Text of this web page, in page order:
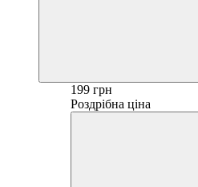
199 грн
Роздрібна ціна